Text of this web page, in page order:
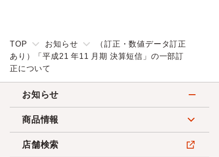
TOP お知らせ
（訂正・数値データ訂正
あり）「平成21 年11 月期 決算短信」の一部訂
正について
お知らせ
商品情報
店舗検索